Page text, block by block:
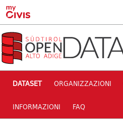
Skip to main content
DATASET ORGANIZZAZIONI
INFORMAZIONI FAQ